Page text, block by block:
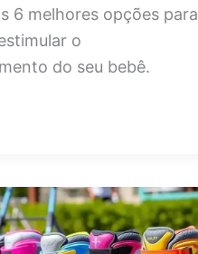
6 melhores opções para
o
do seu bebê.